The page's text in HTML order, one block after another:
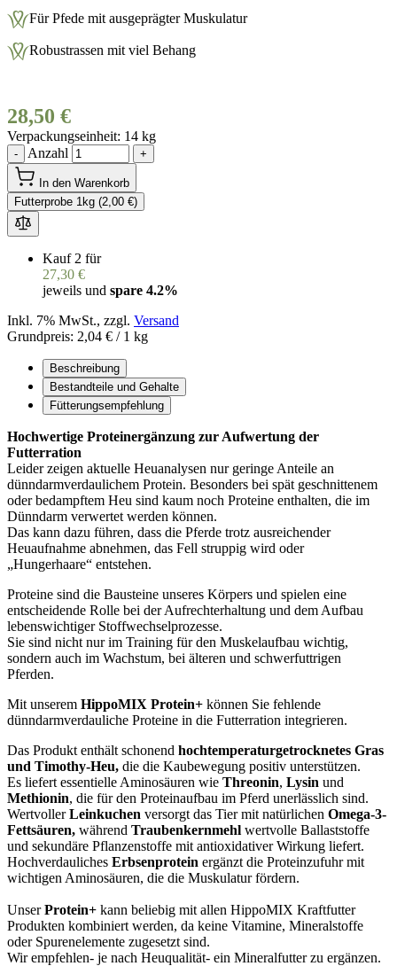
Für Pfede mit ausgeprägter Muskulatur
Robustrassen mit viel Behang
28,50 €
Verpackungseinheit 14 kg
- Anzahl +
In den Warenkorb
Futterprobe 1kg (2,00 €)
Kauf 2 für
27,30 €
jeweils und spare 4.2%
Inkl. 7% MwSt., zzgl. Versand
Grundpreis: 2,04 € / 1 kg
Beschreibung
Bestandteile und Gehalte
Fütterungsempfehlung
Hochwertige Proteinergänzung zur Aufwertung der
Futterration
Leider zeigen aktuelle Heuanalysen nur geringe Anteile an
dünndarmverdaulichem Protein. Besonders bei spät geschnittenem
oder bedampftem Heu sind kaum noch Proteine enthalten, die im
Dünndarm verwertet werden können.
Das kann dazu führen, dass die Pferde trotz ausreichender
Heuaufnahme abnehmen, das Fell struppig wird oder
„Hungerhaare“ entstehen.
Proteine sind die Bausteine unseres Körpers und spielen eine
entscheidende Rolle bei der Aufrechterhaltung und dem Aufbau
lebenswichtiger Stoffwechselprozesse.
Sie sind nicht nur im Training für den Muskelaufbau wichtig,
sondern auch im Wachstum, bei älteren und schwerfuttrigen
Pferden.
Mit unserem HippoMIX Protein+ können Sie fehlende
dünndarmverdauliche Proteine in die Futterration integrieren.
Das Produkt enthält schonend hochtemperaturgetrocknetes Gras
und Timothy-Heu, die die Kaubewegung positiv unterstützen.
Es liefert essentielle Aminosäuren wie Threonin, Lysin und
Methionin, die für den Proteinaufbau im Pferd unerlässlich sind.
WertvollerLeinkuchen versorgt das Tier mit natürlichen Omega-3-
Fettsäuren, während Traubenkernmehl wertvolle Ballaststoffe
und sekundäre Pflanzenstoffe mit antioxidativer Wirkung liefert.
Hochverdauliches Erbsenprotein ergänzt die Proteinzufuhr mit
wichtigen Aminosäuren, die die Muskulatur fördern.
UnserProtein+ kann beliebig mit allen HippoMIX Kraftfutter
Produkten kombiniert werden, da keine Vitamine, Mineralstoffe
oder Spurenelemente zugesetzt sind.
Wir empfehlen- je nach Heuqualität- ein Mineralfutter zu ergänzen.